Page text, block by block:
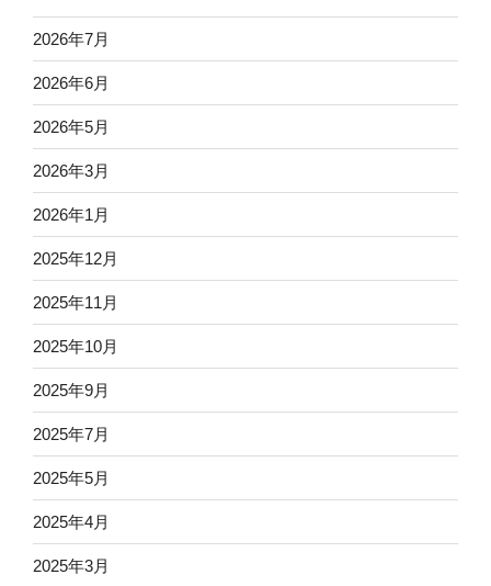
2026年7月
2026年6月
2026年5月
2026年3月
2026年1月
2025年12月
2025年11月
2025年10月
2025年9月
2025年7月
2025年5月
2025年4月
2025年3月